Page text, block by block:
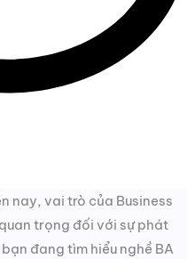
nay, vai trò của Business
trọng đối với sự phát
đang tìm hiểu nghề BA